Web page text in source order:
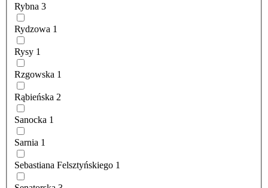
Rybna 3
Rydzowa 1
Rysy 1
Rzgowska 1
Rąbieńska 2
Sanocka 1
Sarnia 1
Sebastiana Felsztyńskiego 1